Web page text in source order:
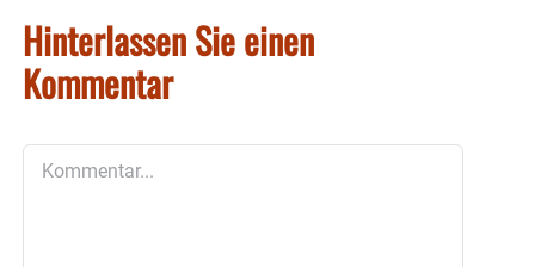
Hinterlassen Sie einen
Kommentar